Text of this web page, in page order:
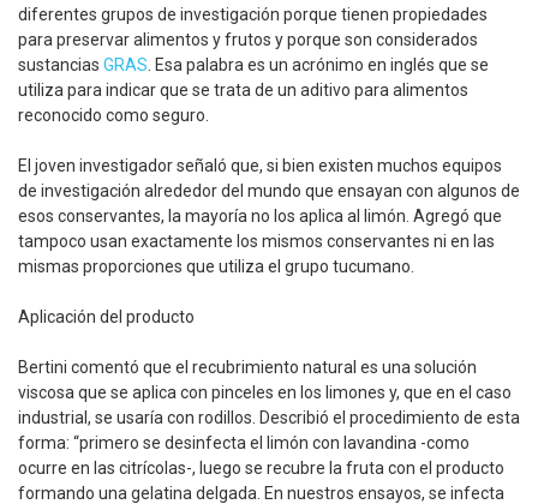
diferentes grupos de investigación porque tienen propiedades
para preservar alimentos y frutos y porque son considerados
sustancias GRAS . Esa palabra es un acrónimo en inglés que se
utiliza para indicar que se trata de un aditivo para alimentos
reconocido como seguro.
El joven investigador señaló que, si bien existen muchos equipos
de investigación alrededor del mundo que ensayan con algunos de
esos conservantes, la mayoría no los aplica al limón. Agregó que
tampoco usan exactamente los mismos conservantes ni en las
mismas proporciones que utiliza el grupo tucumano.
Aplicación del producto
Bertini comentó que el recubrimiento natural es una solución
viscosa que se aplica con pinceles en los limones y, que en el caso
industrial, se usaría con rodillos. Describió el procedimiento de esta
forma: “primero se desinfecta el limón con lavandina -como
ocurre en las citrícolas-, luego se recubre la fruta con el producto
formando una gelatina delgada. En nuestros ensayos, se infecta